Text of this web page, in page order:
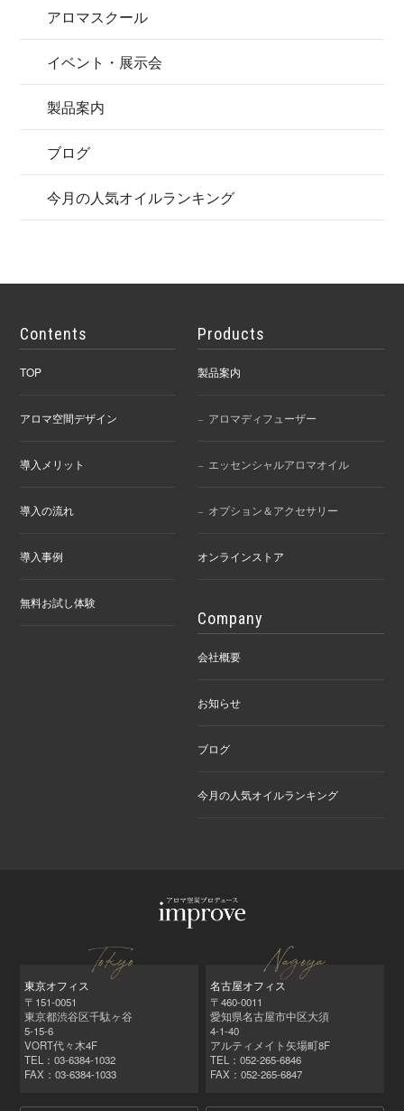
アロマスクール
イベント・展示会
製品案内
ブログ
今月の人気オイルランキング
Contents
TOP
アロマ空間デザイン
導入メリット
導入の流れ
導入事例
無料お試し体験
Products
製品案内
アロマディフューザー
エッセンシャルアロマオイル
オプション＆アクセサリー
オンラインストア
Company
会社概要
お知らせ
ブログ
今月の人気オイルランキング
東京オフィス
〒151-0051
東京都渋谷区千駄ヶ谷
5-15-6
VORT代々木4F
TEL：03-6384-1032
FAX：03-6384-1033
名古屋オフィス
〒460-0011
愛知県名古屋市中区大須
4-1-40
アルティメイト矢場町8F
TEL：052‑265‑6846
FAX：052‑265‑6847